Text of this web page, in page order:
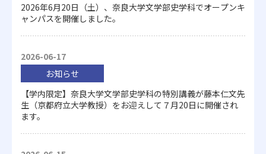
2026年6月20日（土）、奈良大学文学部史学科でオープンキ
ャンパスを開催しました。
2026-06-17
お知らせ
【学内限定】奈良大学文学部史学科の特別講義が藤本仁文先
生（京都府立大学教授）をお迎えして７月20日に開催され
ます。